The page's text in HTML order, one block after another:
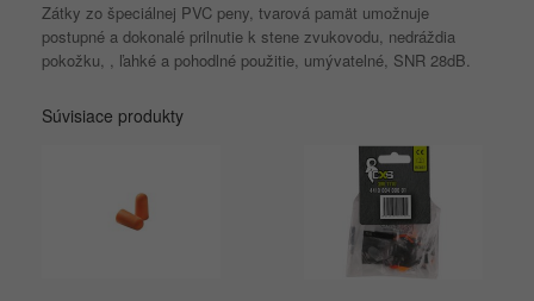
Zátky zo špeciálnej PVC peny, tvarová pamät umožnuje
postupné a dokonalé prilnutie k stene zvukovodu, nedráždia
pokožku, , ľahké a pohodlné použitie, umývatelné, SNR 28dB.
Súvisiace produkty